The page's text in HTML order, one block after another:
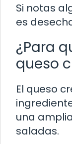
Si notas
es
¿Para
queso
El queso
una
saladas.